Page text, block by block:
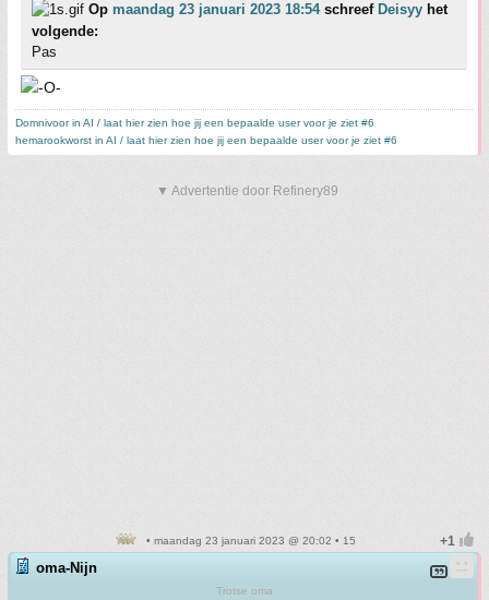
Op maandag 23 januari 2023 18:54schreef Deisyy het
volgende:
Pas
Domnivoor in AI / laat hier zien hoe jij een bepaalde user voor je ziet #6
hemarookworst in AI / laat hier zien hoe jij een bepaalde user voor je ziet #6
▼ Advertentie door Refinery89
• maandag 23 januari 2023 @ 20:02 • 15
oma-Nijn
Trotse oma